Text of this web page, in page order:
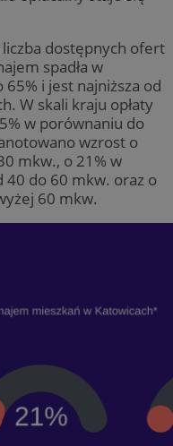
dostępnych ofert
spadła w
i jest najniższa od
W skali kraju opłaty
w porównaniu do
wzrost o
mkw., o 21% w
40 do 60 mkw. oraz o
60 mkw.